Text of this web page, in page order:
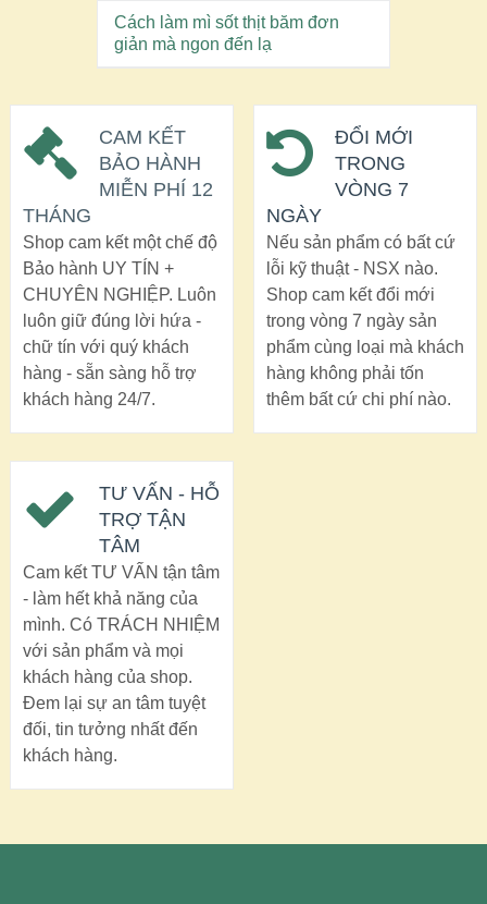
Cách làm mì sốt thịt băm đơn
giản mà ngon đến lạ
CAM KẾT
BẢO HÀNH
MIỄN PHÍ 12
THÁNG
Shop cam kết một chế độ
Bảo hành UY TÍN +
CHUYÊN NGHIỆP. Luôn
luôn giữ đúng lời hứa -
chữ tín với quý khách
hàng - sẵn sàng hỗ trợ
khách hàng 24/7.
ĐỔI MỚI
TRONG
VÒNG 7
NGÀY
Nếu sản phẩm có bất cứ
lỗi kỹ thuật - NSX nào.
Shop cam kết đổi mới
trong vòng 7 ngày sản
phẩm cùng loại mà khách
hàng không phải tốn
thêm bất cứ chi phí nào.
TƯ VẤN - HỖ
TRỢ TẬN
TÂM
Cam kết TƯ VẤN tận tâm
- làm hết khả năng của
mình. Có TRÁCH NHIỆM
với sản phẩm và mọi
khách hàng của shop.
Đem lại sự an tâm tuyệt
đối, tin tưởng nhất đến
khách hàng.